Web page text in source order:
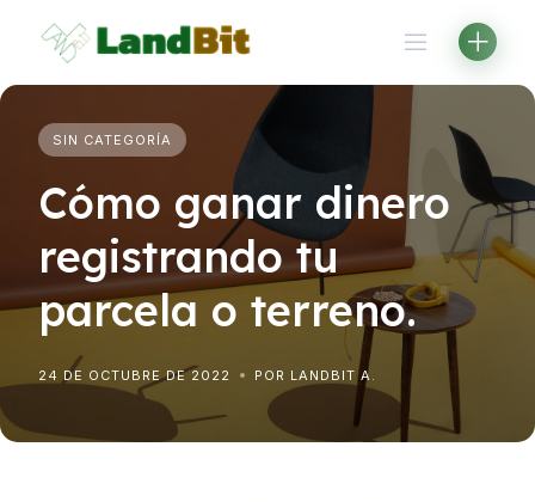
contenido
SIN CATEGORÍA
Cómo ganar dinero
registrando tu
parcela o terreno.
24 DE OCTUBRE DE 2022 POR LANDBIT A.